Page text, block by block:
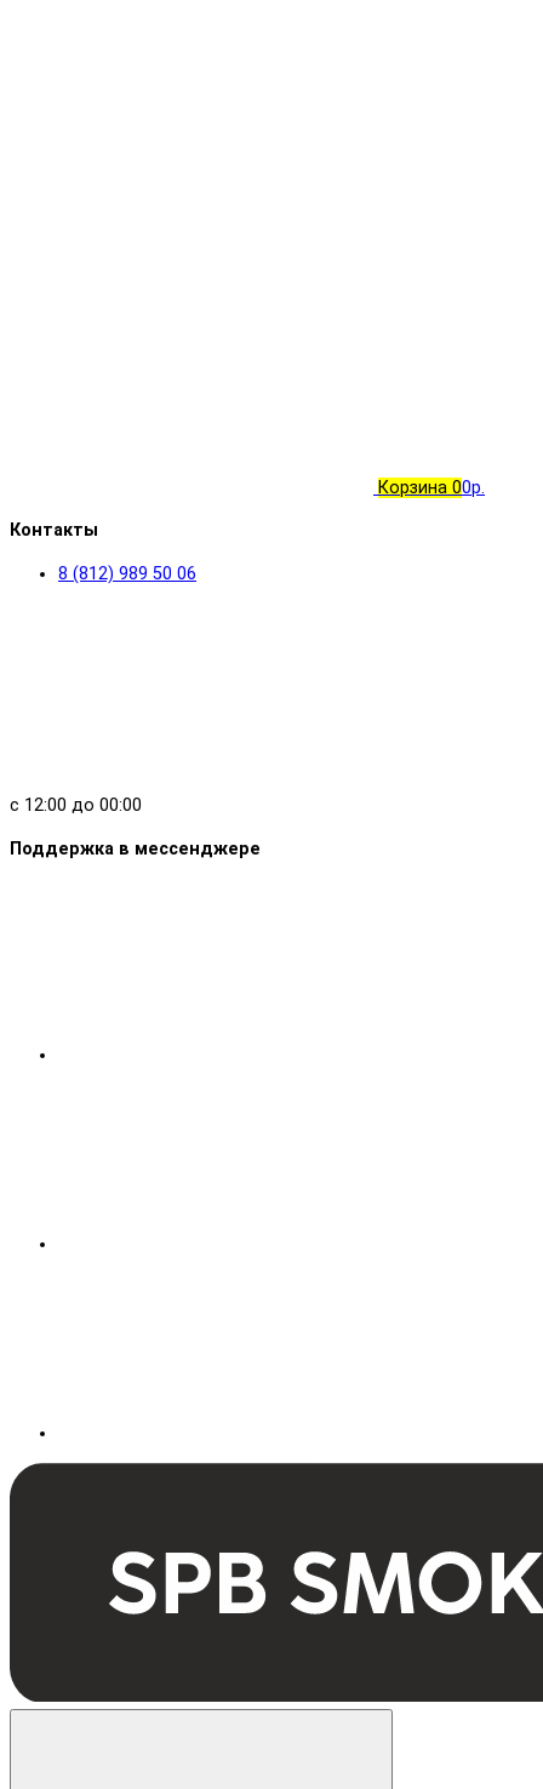
Корзина 00р.
Контакты
8 (812) 989 50 06
с 12:00 до 00:00
Поддержка в мессенджере